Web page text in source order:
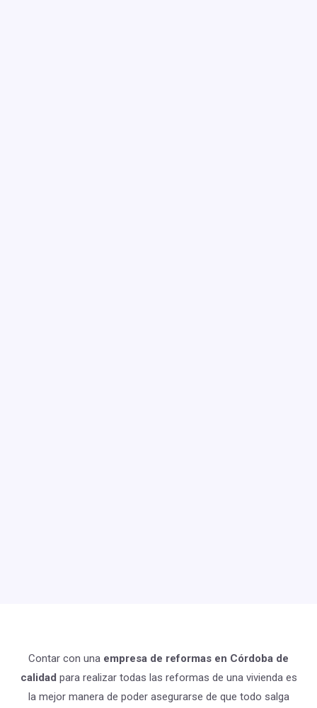
Contar con una empresa de reformas en Córdoba de
calidad para realizar todas las reformas de una vivienda es
la mejor manera de poder asegurarse de que todo salga